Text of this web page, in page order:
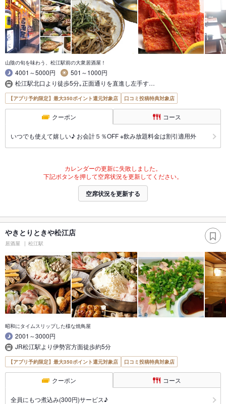
山陰の旬を味わう、松江駅前の大衆居酒屋！
4001～5000円
501～1000円
松江駅北口より徒歩5分｡正面通りを直進し左手す…
【アプリ予約限定】最大350ポイント還元対象店 口コミ投稿特典対象店
クーポン コース
いつでも使えて嬉しい♪ お会計５％OFF ※飲み放題料金は割引適用外
カレンダーの更新に失敗しました。
下記ボタンを押して空席状況を更新してください。
空席状況を更新する
やきとりときや松江店
居酒屋 松江駅
昭和にタイムスリップした様な焼鳥屋
2001～3000円
JR松江駅より伊勢宮方面徒歩約5分
【アプリ予約限定】最大350ポイント還元対象店 口コミ投稿特典対象店
クーポン コース
全員にもつ煮込み(300円)サービス♪